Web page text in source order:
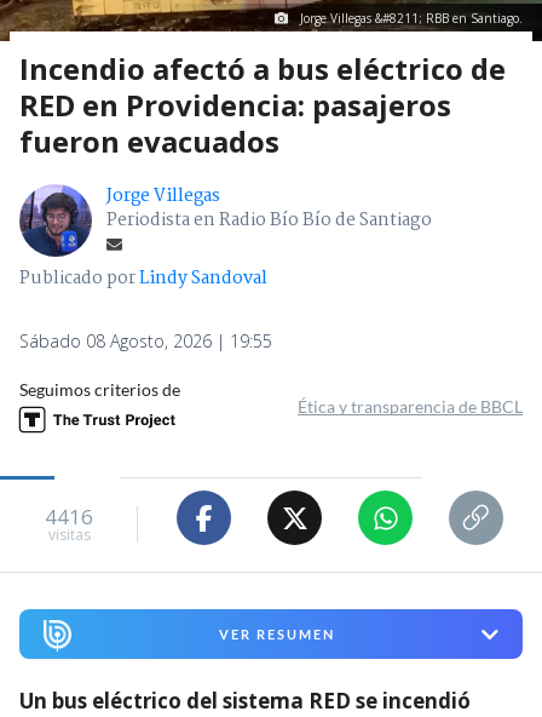
Jorge Villegas &#8211; RBB en Santiago.
Incendio afectó a bus eléctrico de
RED en Providencia: pasajeros
fueron evacuados
Jorge Villegas
Periodista en Radio Bío Bío de Santiago
Publicado porLindy Sandoval
Sábado 08 Agosto, 2026 | 19:55
Seguimos criterios de
Ética y transparencia de BBCL
4416
visitas
VER RESUMEN
Un bus eléctrico del sistema RED se incendió